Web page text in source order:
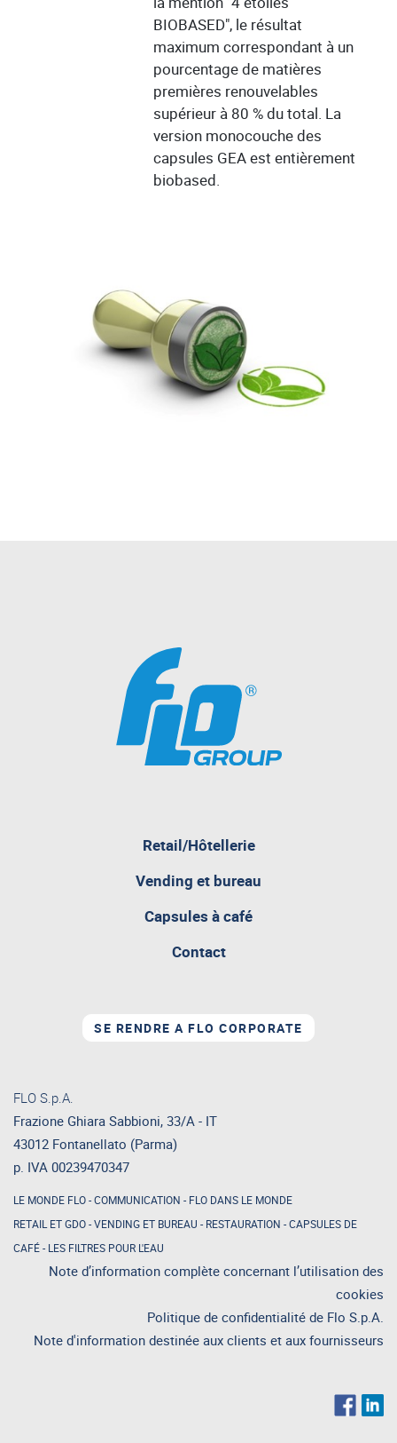
BIOBASED", le résultat
maximum correspondant à un
pourcentage de matières
premières renouvelables
supérieur à 80 % du total. La
version monocouche des
capsules GEA est entièrement
biobased.
Retail/Hôtellerie
Vending et bureau
Capsules à cafépagina
Contact
SE RENDRE A FLO CORPORATE
FLO S.p.A.
Frazione Ghiara Sabbioni, 33/A - IT
43012 Fontanellato (Parma)
p. IVA 00239470347
LE MONDE FLO-COMMUNICATION - FLO DANS LE MONDE
RETAIL ET GDO-VENDING ET BUREAU - RESTAURATION -CAPSULES DE
CAFÉ- LES FILTRES POUR L'EAU
Note d’information complète concernant l’utilisation des
cookies
Politique de confidentialité de Flo S.p.A.
Note d'information destinée aux clients et aux fournisseurs